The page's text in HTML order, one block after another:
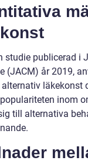
studie publicerad i
(JACM) år 2019,
läkekonst
inom
till alternativa